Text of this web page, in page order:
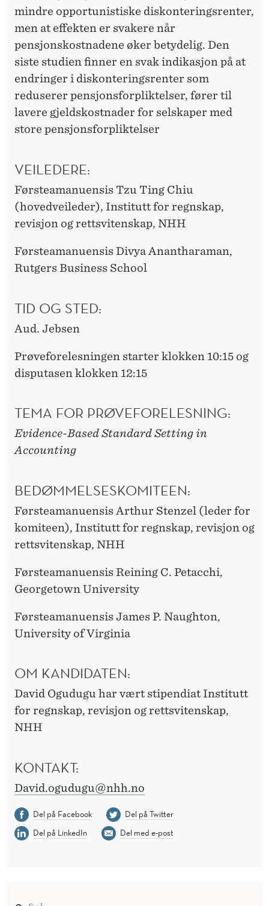
mindre opportunistiske diskonteringsrenter,
men at effekten er svakere når
pensjonskostnadene øker betydelig. Den
siste studien finner en svak indikasjon på at
endringer i diskonteringsrenter som
reduserer pensjonsforpliktelser, fører til
lavere gjeldskostnader for selskaper med
store pensjonsforpliktelser
VEILEDERE:
Førsteamanuensis Tzu Ting Chiu
(hovedveileder), Institutt for regnskap,
revisjon og rettsvitenskap, NHH
Førsteamanuensis Divya Anantharaman,
Rutgers Business School
TID OG STED:
Aud. Jebsen
Prøveforelesningen starter klokken 10:15 og
disputasen klokken 12:15
TEMA FOR PRØVEFORELESNING:
Evidence-Based Standard Setting in
Accounting
BEDØMMELSESKOMITEEN:
Førsteamanuensis Arthur Stenzel (leder for
komiteen), Institutt for regnskap, revisjon og
rettsvitenskap, NHH
Førsteamanuensis Reining C. Petacchi,
Georgetown University
Førsteamanuensis James P. Naughton,
University of Virginia
OM KANDIDATEN:
David Ogudugu har vært stipendiat Institutt
for regnskap, revisjon og rettsvitenskap,
NHH
KONTAKT:
David.ogudugu@nhh.no
Del på Facebook
Del på Twitter
Del på LinkedIn
Del med e-post